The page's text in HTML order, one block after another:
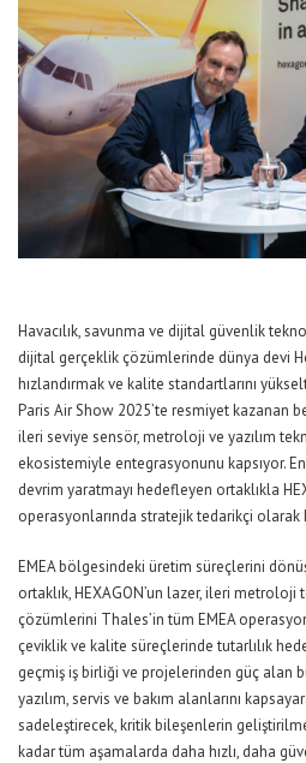
Havacılık, savunma ve dijital güvenlik
dijital gerçeklik çözümlerinde dünya devi
hızlandırmak ve kalite standartlarını
Paris Air Show 2025’te resmiyet kazanan
ileri seviye sensör, metroloji ve yazılım
ekosistemiyle entegrasyonunu kapsıyor.
devrim yaratmayı hedefleyen ortaklıkla
operasyonlarında stratejik tedarikçi
EMEA bölgesindeki üretim süreçlerini
ortaklık,HEXAGON’un lazer, ileri metroloji
çözümlerini Thales’in tüm EMEA
çeviklik ve kalite süreçlerinde tutarlılık
geçmiş iş birliği ve projelerinden güç alan
yazılım, servis ve bakım alanlarını
sadeleştirecek, kritik bileşenlerin
kadar tüm aşamalarda daha hızlı, daha